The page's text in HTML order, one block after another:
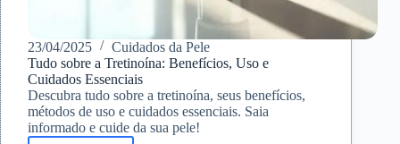
23/04/2025
Cuidados da Pele
Tudo sobre a Tretinoína: Benefícios, Uso e
Cuidados Essenciais
Descubra tudo sobre a tretinoína, seus benefícios,
métodos de uso e cuidados essenciais. Saia
informado e cuide da sua pele!